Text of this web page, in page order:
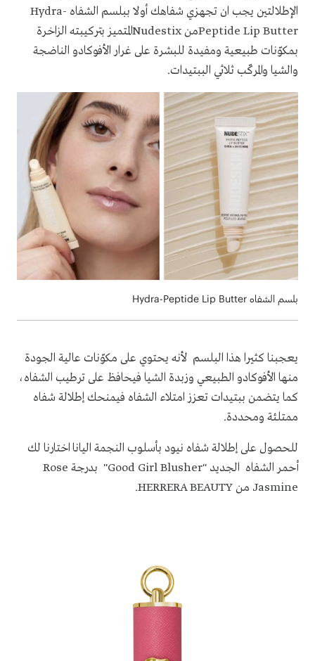
الإطلالتين يجب ان تجهزي شفاهك أولا ببلسم الشفاه Hydra-
Peptide Lip ButterمنNudestixالمتميز بتركيبته الزاخرة
بمكوّنات طبيعية ومفيدة للبشرة على غرار الأفوكادو الناضجة
والشيا والمركّب ثلاثي الببتيدات.
بلسم الشفاه Hydra-Peptide Lip Butter
يعجبنا كثيرا هذا البلسم لأنه يحتوي على مكوّنات عالية الجودة
منها الأفوكادو الطبيعي وزبدة الشيا فيحافظ على ترطيب الشفاه،
كما يتضمن ببتيدات تعزز امتلاء الشفاه فيمنحك إطلالة شفاه
ممتلئة ومحددة.
للحصول على إطلالة شفاه نيود بأسلوب النجمة اليانا اختارنا لك
أحمر الشفاه الجديد "Good Girl Blusher" بدرجة Rose
Jasmine منHERRERA BEAUTY
.